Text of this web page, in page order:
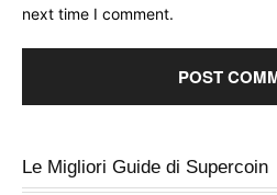
next time I comment.
Le Migliori Guide di Supercoin